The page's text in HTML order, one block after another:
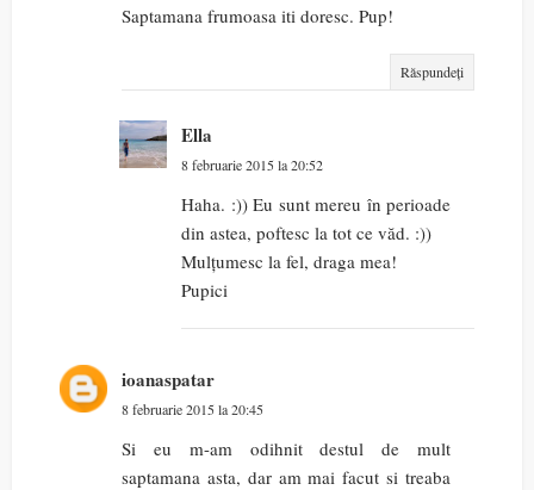
Saptamana frumoasa iti doresc. Pup!
Răspundeți
Ella
8 februarie 2015 la 20:52
Haha. :)) Eu sunt mereu în perioade
din astea, poftesc la tot ce văd. :))
Mulțumesc la fel, draga mea!
Pupici
ioanaspatar
8 februarie 2015 la 20:45
Si eu m-am odihnit destul de mult
saptamana asta, dar am mai facut si treaba